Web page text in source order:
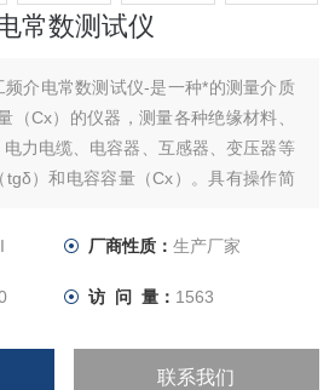
常数测试仪
频介电常数测试仪-是一种*的测量介质
（Cx）的仪器，测量各种绝缘材料、
力电缆、电容器、互感器、变压器等
tgδ）和电容容量（Cx）。具有操作简
厂商性质： 生产厂家
访 问 量： 1563
联系我们